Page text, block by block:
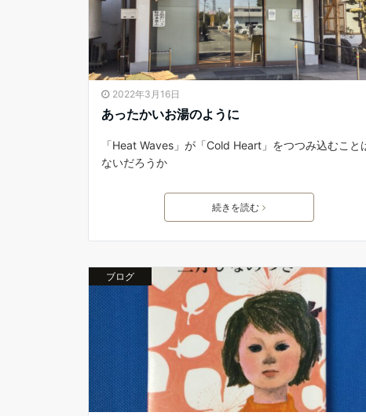
2022年3月16日
あったかいお湯のように
「Heat Waves」が「Cold Heart」をつつみ込むこと
ないだろうか
続きを読む
ブログ